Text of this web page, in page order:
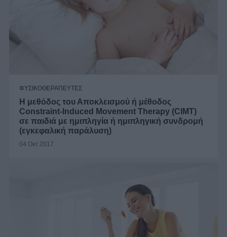
ΦΥΣΙΚΟΘΕΡΑΠΕΥΤΕΣ
Η μεθόδος του Αποκλεισμού ή μέθοδος
Constraint-Induced Movement Therapy (CIMT)
σε παιδιά με ημιπληγία ή ημιπληγική συνδρομή
(εγκεφαλική παράλυση)
04 Οκτ 2017